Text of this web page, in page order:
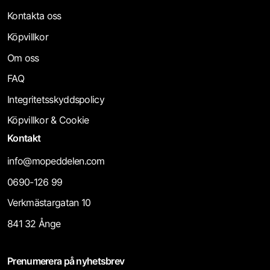
Kontakta oss
Köpvillkor
Om oss
FAQ
Integritetsskyddspolicy
Köpvillkor & Cookie
Kontakt
info@mopeddelen.com
0690-126 99
Verkmästargatan 10
841 32 Ånge
Prenumerera på nyhetsbrev